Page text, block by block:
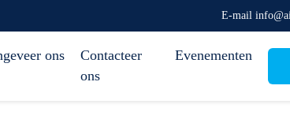
E-mail
ons
Contacteer
ons
Evenementen